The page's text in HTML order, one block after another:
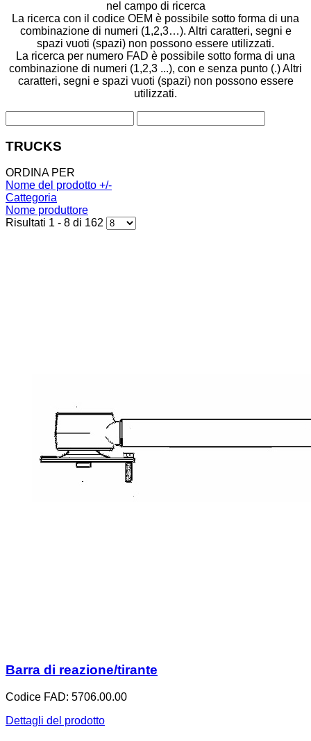
nel campo di ricerca
La ricerca con il codice OEM è possibile sotto forma di una
combinazione di numeri (1,2,3…). Altri caratteri, segni e
spazi vuoti (spazi) non possono essere utilizzati.
La ricerca per numero FAD è possibile sotto forma di una
combinazione di numeri (1,2,3 ...), con e senza punto (.) Altri
caratteri, segni e spazi vuoti (spazi) non possono essere
utilizzati.
TRUCKS
ORDINA PER
Nome del prodotto +/-
Cattegoria
Nome produttore
Risultati 1 - 8 di 162
Barra di reazione/tirante
Codice FAD: 5706.00.00
Dettagli del prodotto